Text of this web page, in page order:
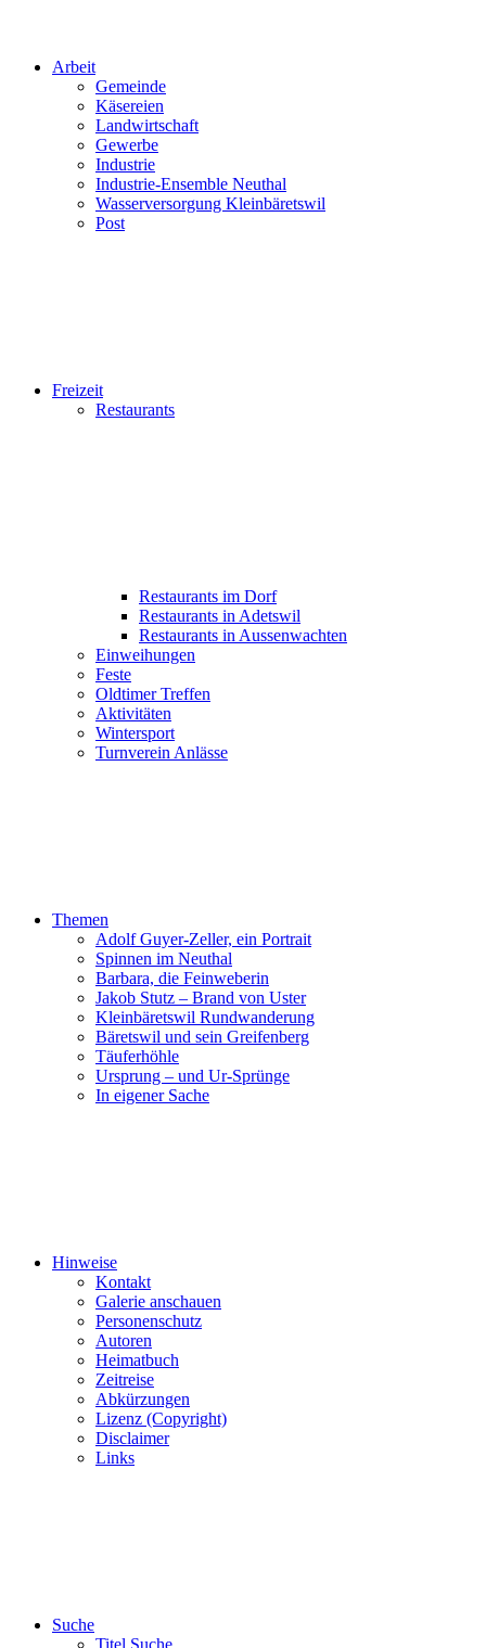
Arbeit
Gemeinde
Käsereien
Landwirtschaft
Gewerbe
Industrie
Industrie-Ensemble Neuthal
Wasserversorgung Kleinbäretswil
Post
Freizeit
Restaurants
Restaurants im Dorf
Restaurants in Adetswil
Restaurants in Aussenwachten
Einweihungen
Feste
Oldtimer Treffen
Aktivitäten
Wintersport
Turnverein Anlässe
Themen
Adolf Guyer-Zeller, ein Portrait
Spinnen im Neuthal
Barbara, die Feinweberin
Jakob Stutz – Brand von Uster
Kleinbäretswil Rundwanderung
Bäretswil und sein Greifenberg
Täuferhöhle
Ursprung – und Ur-Sprünge
In eigener Sache
Hinweise
Kontakt
Galerie anschauen
Personenschutz
Autoren
Heimatbuch
Zeitreise
Abkürzungen
Lizenz (Copyright)
Disclaimer
Links
Suche
Titel Suche